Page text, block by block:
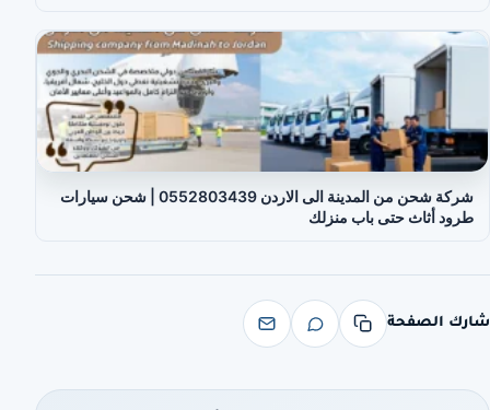
شركة شحن من المدينة الى الاردن 0552803439 | شحن سيارات
طرود أثاث حتى باب منزلك
شارك الصفحة